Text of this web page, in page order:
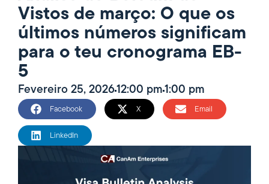
Vistos de março: O que os
últimos números significam
para o teu cronograma EB-
5
Fevereiro 25, 202612:00 pm1:00 pm
Facebook X Email
LinkedIn